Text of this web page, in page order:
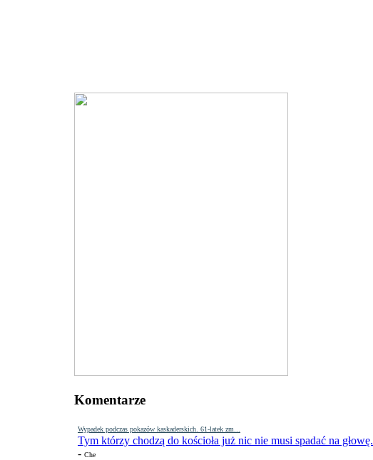
Komentarze
Wypadek podczas pokazów kaskaderskich. 61-latek zm...
Tym którzy chodzą do kościoła już nic nie musi spadać na głowę.
- Che